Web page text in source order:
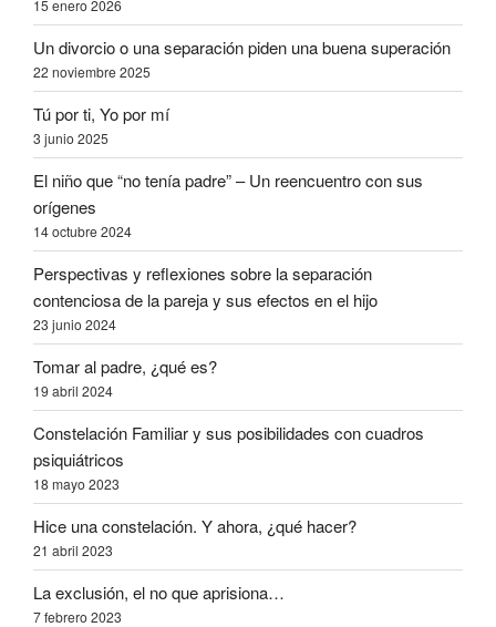
15 enero 2026
Un divorcio o una separación piden una buena superación
22 noviembre 2025
Tú por ti, Yo por mí
3 junio 2025
El niño que “no tenía padre” – Un reencuentro con sus
orígenes
14 octubre 2024
Perspectivas y reflexiones sobre la separación
contenciosa de la pareja y sus efectos en el hijo
23 junio 2024
Tomar al padre, ¿qué es?
19 abril 2024
Constelación Familiar y sus posibilidades con cuadros
psiquiátricos
18 mayo 2023
Hice una constelación. Y ahora, ¿qué hacer?
21 abril 2023
La exclusión, el no que aprisiona…
7 febrero 2023